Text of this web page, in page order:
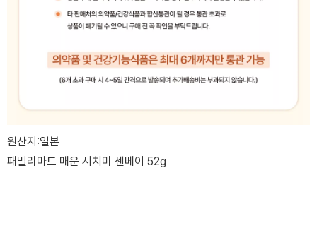
원산지:일본
패밀리마트 매운 시치미 센베이 52g